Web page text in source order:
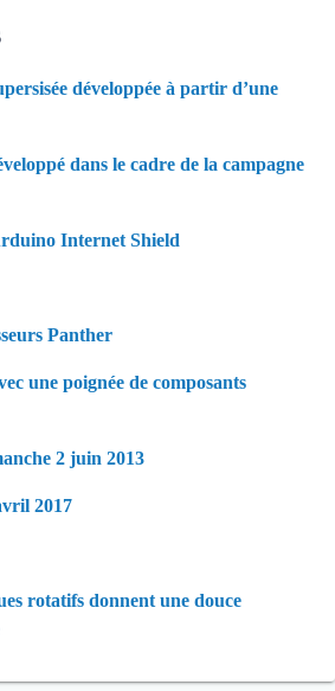
développée à partir d’une
dans le cadre de la campagne
Internet Shield
Panther
une poignée de composants
2 juin 2013
2017
rotatifs donnent une douce